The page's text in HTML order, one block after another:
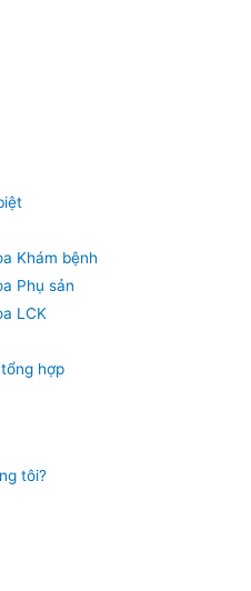
Khám bệnh
Phụ sản
LCK
hợp
tôi?